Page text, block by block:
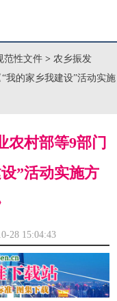
范性文件 > 农乡振发
我的家乡我建设”活动实施
农村部等9部门
”活动实施方
15:04:43